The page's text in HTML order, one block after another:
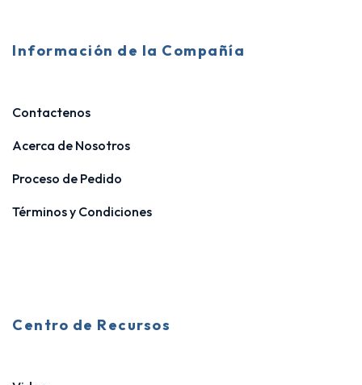
Información de la Compañía
Contactenos
Acerca de Nosotros
Proceso de Pedido
Términos y Condiciones
Centro de Recursos